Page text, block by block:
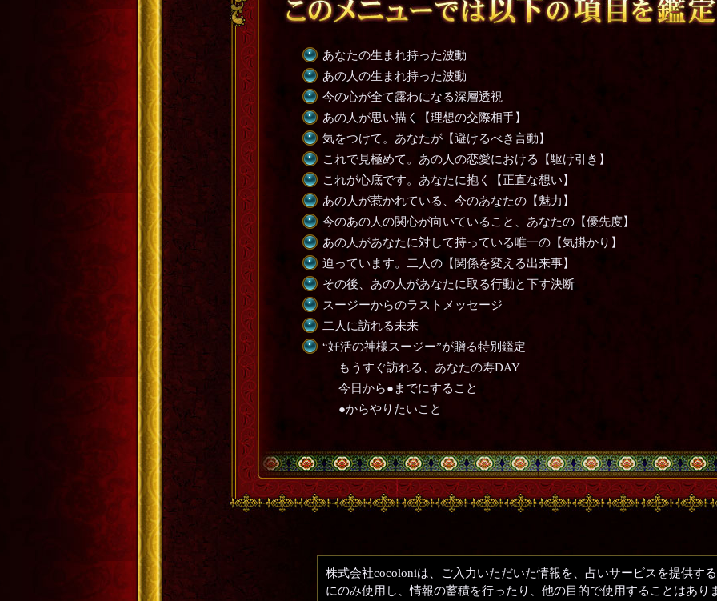
あなたの生まれ持った波動
あの人の生まれ持った波動
今の心が全て露わになる深層透視
あの人が思い描く【理想の交際相手】
気をつけて。あなたが【避けるべき言動】
これで見極めて。あの人の恋愛における【駆け引き】
これが心底です。あなたに抱く【正直な想い】
あの人が惹かれている、今のあなたの【魅力】
今のあの人の関心が向いていること、あなたの【優先度】
あの人があなたに対して持っている唯一の【気掛かり】
迫っています。二人の【関係を変える出来事】
その後、あの人があなたに取る行動と下す決断
スージーからのラストメッセージ
二人に訪れる未来
“妊活の神様スージー”が贈る特別鑑定
もうすぐ訪れる、あなたの寿DAY
今日から●までにすること
●からやりたいこと
株式会社cocoloniは、ご入力いただいた情報を、占いサービスを提供す
にのみ使用し、情報の蓄積を行ったり、他の目的で使用することはあり